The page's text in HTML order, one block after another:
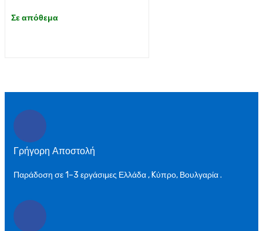
Σε απόθεμα
Γρήγορη Αποστολή
Παράδοση σε 1–3 εργάσιμες Ελλάδα , Kύπρο, Βουλγαρία .